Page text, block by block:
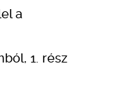
a
1. rész